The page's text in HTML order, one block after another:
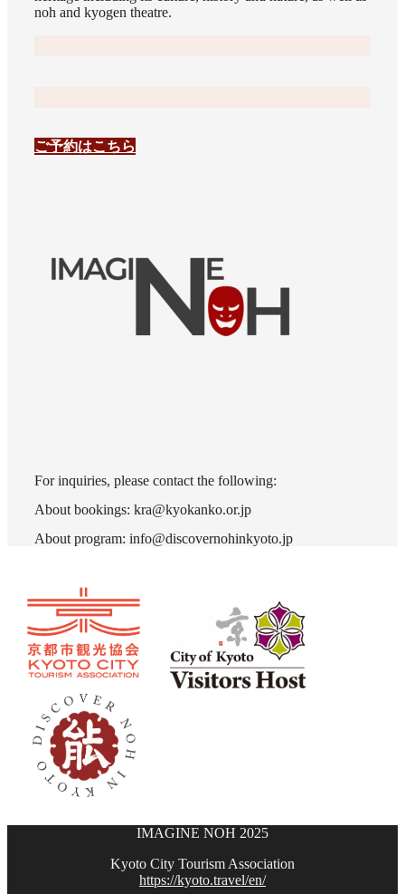
noh and kyogen theatre.
ご予約はこちら
For inquiries, please contact the following:
About bookings: kra@kyokanko.or.jp
About program: info@discovernohinkyoto.jp
IMAGINE NOH 2025
Kyoto City Tourism Association
https://kyoto.travel/en/